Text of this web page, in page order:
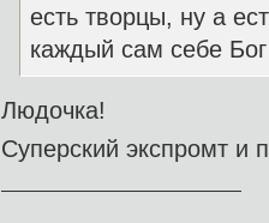
есть творцы, ну а
каждый сам себе
Людочка!
Суперский экспромт и